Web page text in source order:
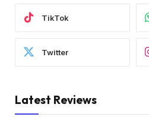
TikTok
Twitter
Latest Reviews